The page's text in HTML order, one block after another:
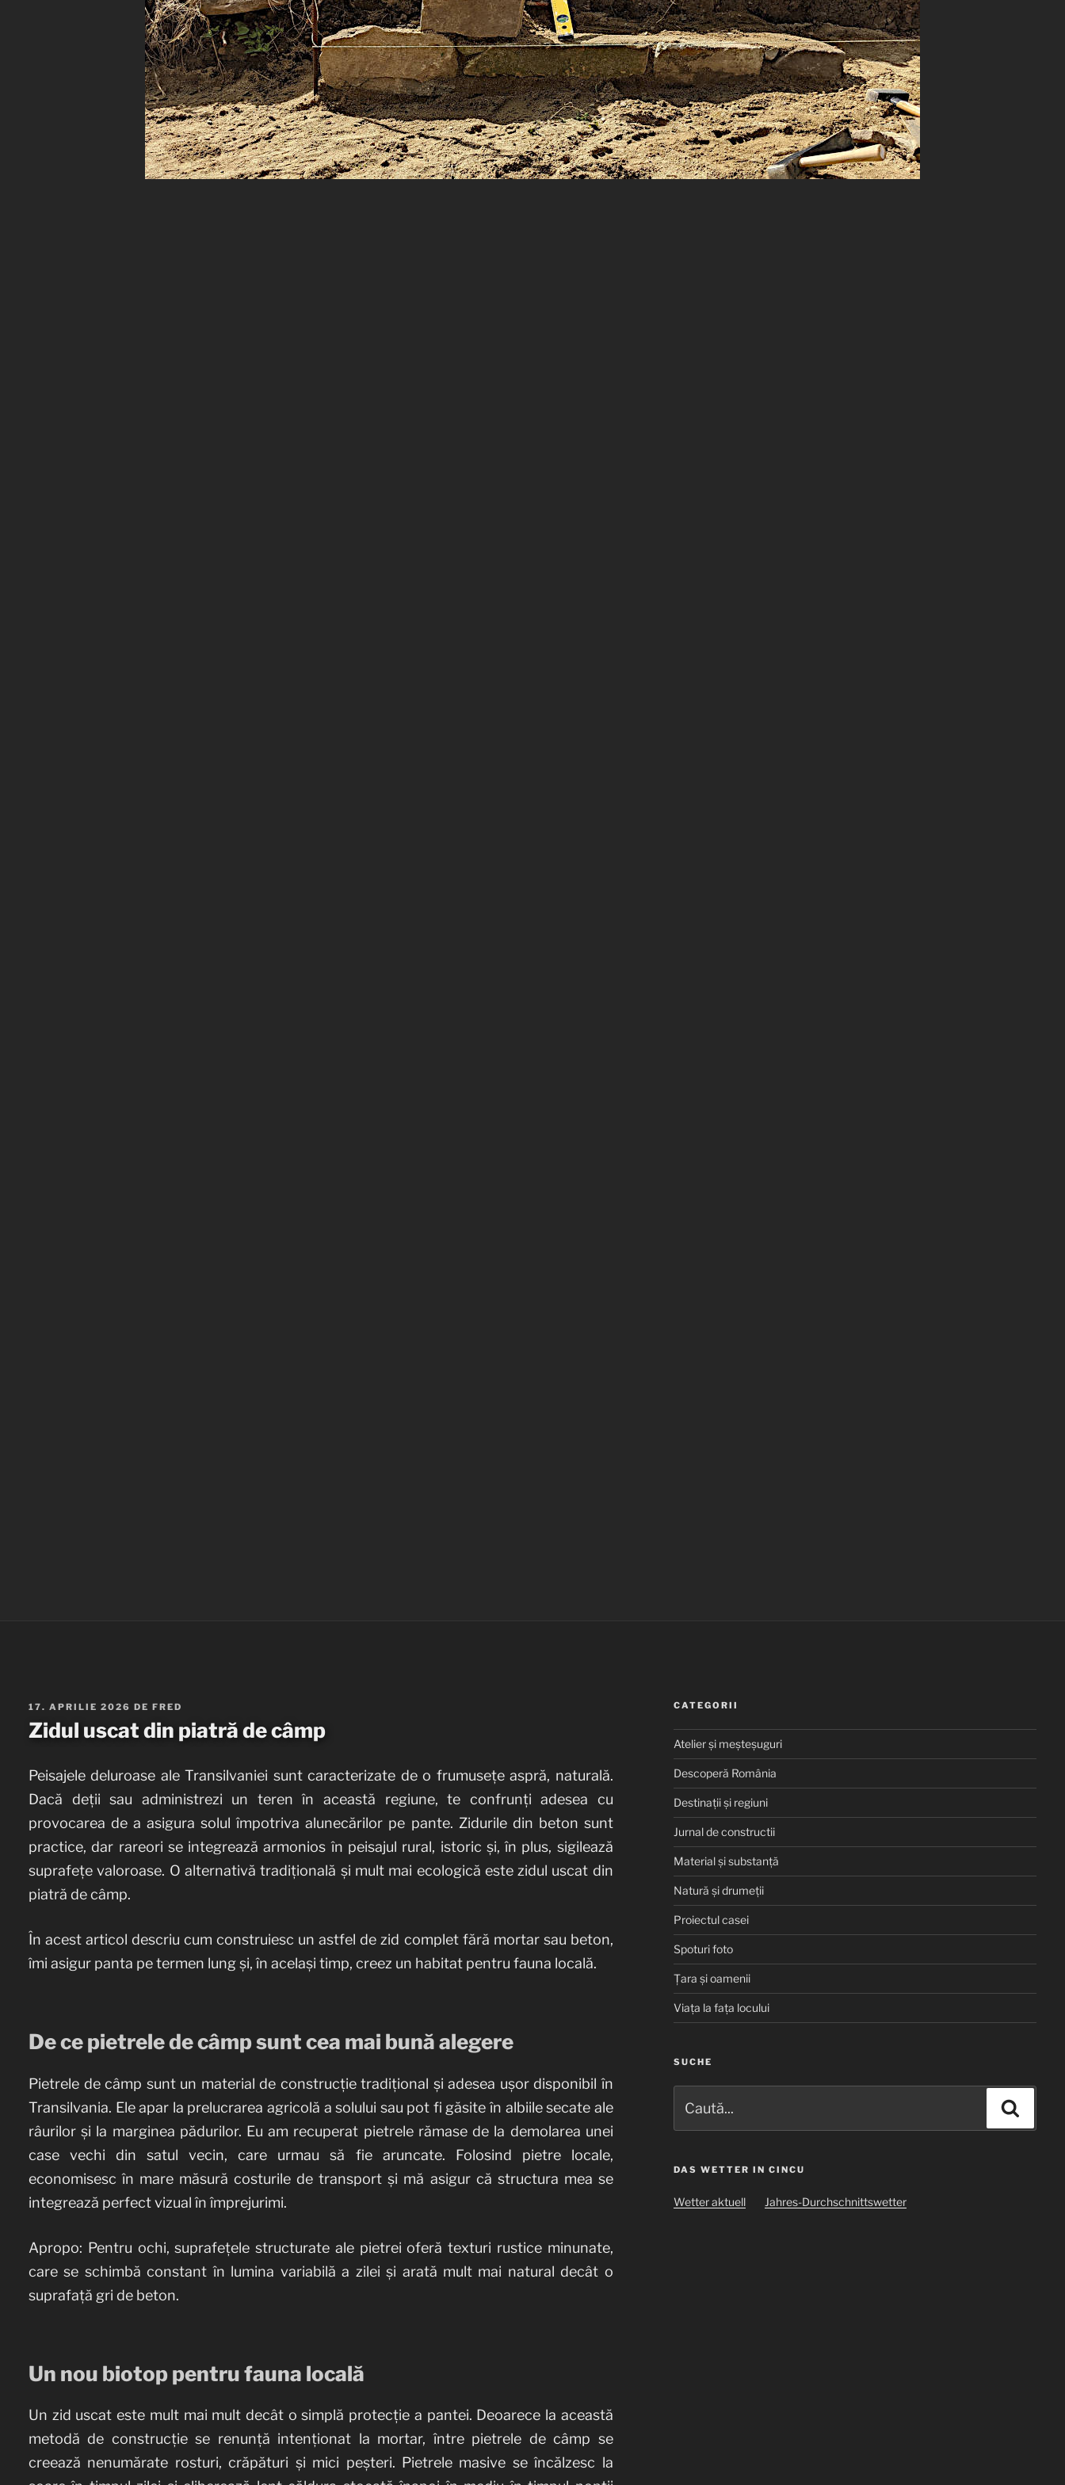
PUBLICAT
PE
17. APRILIE 2026 DE FRED
Zidul uscat din piatră de câmp
Peisajele deluroase ale Transilvaniei sunt caracterizate de o frumusețe aspră, naturală.
Dacă deții sau administrezi un teren în această regiune, te confrunți adesea cu
provocarea de a asigura solul împotriva alunecărilor pe pante. Zidurile din beton sunt
practice, dar rareori se integrează armonios în peisajul rural, istoric și, în plus, sigilează
suprafețe valoroase. O alternativă tradițională și mult mai ecologică este zidul uscat din
piatră de câmp.
În acest articol descriu cum construiesc un astfel de zid complet fără mortar sau beton,
îmi asigur panta pe termen lung și, în același timp, creez un habitat pentru fauna locală.
De ce pietrele de câmp sunt cea mai bună alegere
Pietrele de câmp sunt un material de construcție tradițional și adesea ușor disponibil în
Transilvania. Ele apar la prelucrarea agricolă a solului sau pot fi găsite în albiile secate ale
râurilor și la marginea pădurilor. Eu am recuperat pietrele rămase de la demolarea unei
case vechi din satul vecin, care urmau să fie aruncate. Folosind pietre locale,
economisesc în mare măsură costurile de transport și mă asigur că structura mea se
integrează perfect vizual în împrejurimi.
Apropo: Pentru ochi, suprafețele structurate ale pietrei oferă texturi rustice minunate,
care se schimbă constant în lumina variabilă a zilei și arată mult mai natural decât o
suprafață gri de beton.
Un nou biotop pentru fauna locală
Un zid uscat este mult mai mult decât o simplă protecție a pantei. Deoarece la această
metodă de construcție se renunță intenționat la mortar, între pietrele de câmp se
creează nenumărate rosturi, crăpături și mici peșteri. Pietrele masive se încălzesc la
CATEGORII
Atelier și meșteșuguri
Descoperă România
Destinații și regiuni
Jurnal de constructii
Material și substanță
Natură și drumeții
Proiectul casei
Spoturi foto
Țara și oamenii
Viața la fața locului
SUCHE
după:
DAS WETTER IN CINCU
Wetter aktuell Jahres-Durchschnittswetter